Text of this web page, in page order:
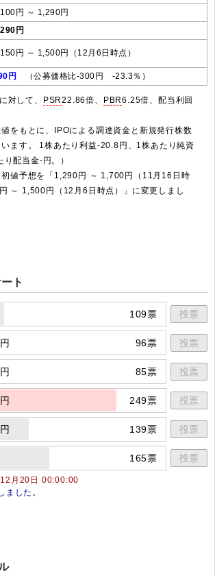
円 ～ 1,290円
円
円 ～ 1,500円（12月6日時点）
円 （公募価格比-300円 -23.3％）
対して、 PSR22.86倍、 PBR6.25倍、配当利回
値をもとに、IPOによる調達資金と新規発行株数
ます。 1株あたり利益-20.8円、1株あたり純資
配当金-円。）
初値予想を「1,290円 ～ 1,700円（11月16日時
～ 1,500円（12月6日時点）」に変更しまし
ト
109票 投票
96票 投票
85票 投票
249票 投票
139票 投票
165票 投票
月20日 00:00:00
した。